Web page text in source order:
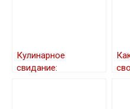
Кулинарное
свидание: